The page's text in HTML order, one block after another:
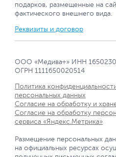
подарков, размещенные на
фактического внешнего вида.
Реквизиты и договор
ООО «Медива+» ИНН
ОГРН 1111650020514
Политика
персональных данных
Согласие на обработку и
Согласие на обработку
сервиса «Яндекс.Метрика»
Размещение персональных
на официальных ресурсах